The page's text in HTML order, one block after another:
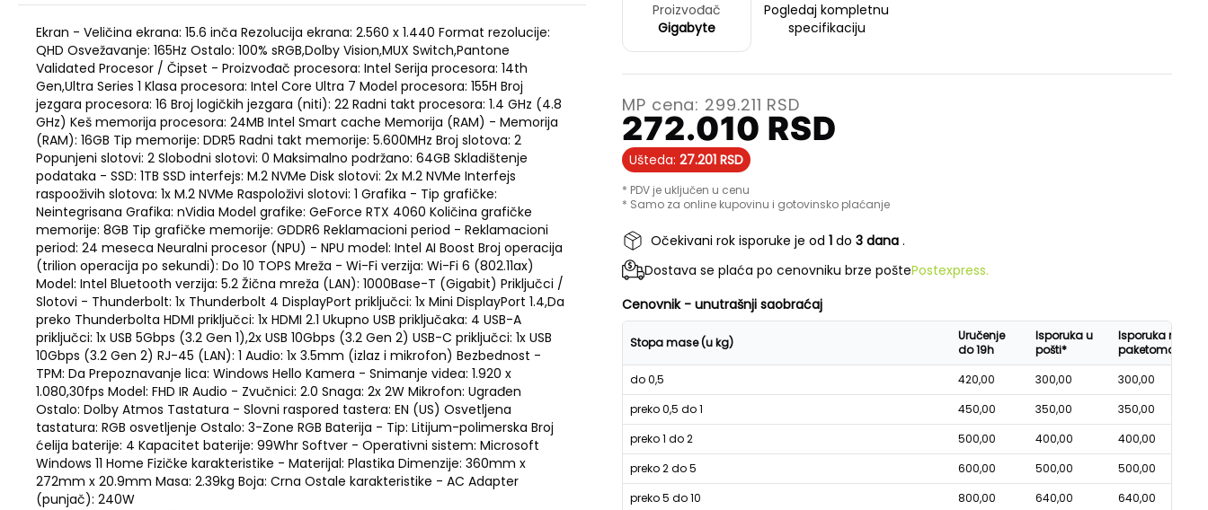
Ekran - Veličina ekrana: 15.6 inča Rezolucija ekrana: 2.560 x 1.440 Format rezolucije:
QHD Osvežavanje: 165Hz Ostalo: 100% sRGB,Dolby Vision,MUX Switch,Pantone
Validated Procesor / Čipset - Proizvođač procesora: Intel Serija procesora: 14th
Gen,Ultra Series 1 Klasa procesora: Intel Core Ultra 7 Model procesora: 155H Broj
jezgara procesora: 16 Broj logičkih jezgara (niti): 22 Radni takt procesora: 1.4 GHz (4.8
GHz) Keš memorija procesora: 24MB Intel Smart cache Memorija (RAM) - Memorija
(RAM): 16GB Tip memorije: DDR5 Radni takt memorije: 5.600MHz Broj slotova: 2
Popunjeni slotovi: 2 Slobodni slotovi: 0 Maksimalno podržano: 64GB Skladištenje
podataka - SSD: 1TB SSD interfejs: M.2 NVMe Disk slotovi: 2x M.2 NVMe Interfejs
raspooživih slotova: 1x M.2 NVMe Raspoloživi slotovi: 1 Grafika - Tip grafičke:
Neintegrisana Grafika: nVidia Model grafike: GeForce RTX 4060 Količina grafičke
memorije: 8GB Tip grafičke memorije: GDDR6 Reklamacioni period - Reklamacioni
period: 24 meseca Neuralni procesor (NPU) - NPU model: Intel AI Boost Broj operacija
(trilion operacija po sekundi): Do 10 TOPS Mreža - Wi-Fi verzija: Wi-Fi 6 (802.11ax)
Model: Intel Bluetooth verzija: 5.2 Žična mreža (LAN): 1000Base-T (Gigabit) Priključci /
Slotovi - Thunderbolt: 1x Thunderbolt 4 DisplayPort priključci: 1x Mini DisplayPort 1.4,Da
preko Thunderbolta HDMI priključci: 1x HDMI 2.1 Ukupno USB priključaka: 4 USB-A
priključci: 1x USB 5Gbps (3.2 Gen 1),2x USB 10Gbps (3.2 Gen 2) USB-C priključci: 1x USB
10Gbps (3.2 Gen 2) RJ-45 (LAN): 1 Audio: 1x 3.5mm (izlaz i mikrofon) Bezbednost -
TPM: Da Prepoznavanje lica: Windows Hello Kamera - Snimanje videa: 1.920 x
1.080,30fps Model: FHD IR Audio - Zvučnici: 2.0 Snaga: 2x 2W Mikrofon: Ugrađen
Ostalo: Dolby Atmos Tastatura - Slovni raspored tastera: EN (US) Osvetljena
tastatura: RGB osvetljenje Ostalo: 3-Zone RGB Baterija - Tip: Litijum-polimerska Broj
ćelija baterije: 4 Kapacitet baterije: 99Whr Softver - Operativni sistem: Microsoft
Windows 11 Home Fizičke karakteristike - Materijal: Plastika Dimenzije: 360mm x
272mm x 20.9mm Masa: 2.39kg Boja: Crna Ostale karakteristike - AC Adapter
(punjač): 240W
Proizvođač
Gigabyte
Pogledaj kompletnu
specifikaciju
MP cena: 299.211 RSD
272.010 RSD
Ušteda: 27.201 RSD
* PDV je uključen u cenu
* Samo za online kupovinu i gotovinsko plaćanje
Očekivani rok isporuke je od 1 do 3 dana .
Dostava se plaća po cenovniku brze poštePostexpress.
Cenovnik - unutrašnji saobraćaj
Stopa mase (u kg)
Uručenje
do 19h
Isporuka u
pošti*
Isporuka na
paketomatu*
do 0,5
420,00 300,00
300,00
preko 0,5 do 1
450,00 350,00
350,00
preko 1 do 2
500,00 400,00
400,00
preko 2 do 5
600,00 500,00
500,00
preko 5 do 10
800,00 640,00
640,00